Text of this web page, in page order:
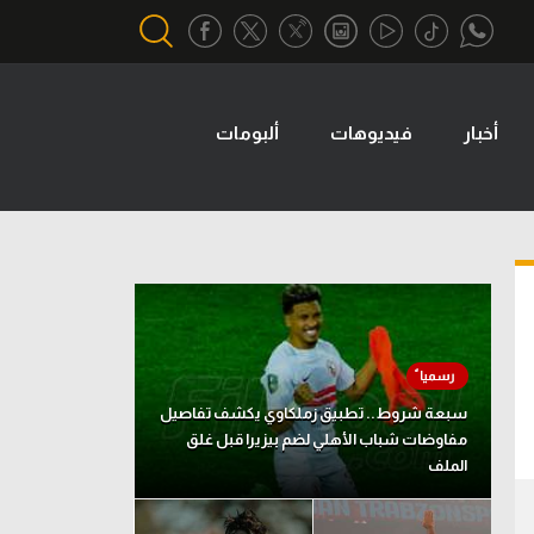
تحقيق في الجول
تقرير في الجول
تحليل في الجول
حكايات في الجول
كويز في الجول
فيديو في الجول
أخبار فيديوهات ألبومات
سبعة شروط.. تطبيق زملكاوي يكشف تفاصيل
مفاوضات شباب الأهلي لضم بيزيرا قبل غلق
الملف